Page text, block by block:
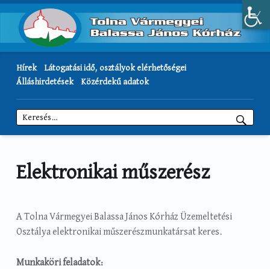
Hírek
Látogatási idő, osztályok elérhetőségei
Álláshirdetések
Közérdekű adatok
Keresés:
Elektronikai műszerész
A Tolna Vármegyei Balassa János Kórház Üzemeltetési
Osztálya elektronikai műszerészmunkatársat keres.
Munkaköri feladatok: